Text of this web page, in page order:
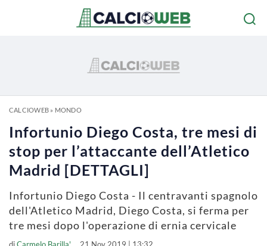
CALCIOWEB» MONDO
Infortunio Diego Costa, tre mesi di
stop per l’attaccante dell’Atletico
Madrid [DETTAGLI]
Infortunio Diego Costa - Il centravanti spagnolo
dell'Atletico Madrid, Diego Costa, si ferma per
tre mesi dopo l'operazione di ernia cervicale